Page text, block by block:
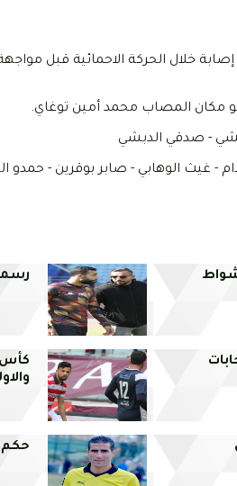
إصابة خلال الحركة الاحمائية قبل
مكان المصاب محمد أمين توغاي.
- صدقي الدبشي
- غيث الوهابي - صابر بوقرين - حمدو
شواط
كأس
حكم